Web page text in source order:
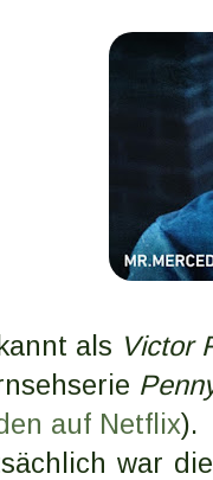
als Victor
auf Netflix).
war